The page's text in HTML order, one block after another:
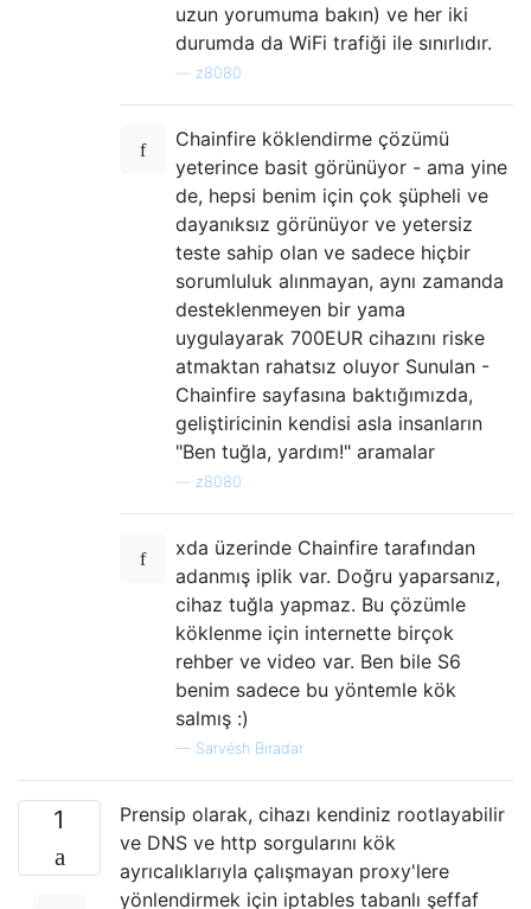
uzun yorumuma bakın) ve her iki
durumda da WiFi trafiği ile sınırlıdır.
z8080
Chainfire köklendirme çözümü
yeterince basit görünüyor - ama yine
de, hepsi benim için çok şüpheli ve
dayanıksız görünüyor ve yetersiz
teste sahip olan ve sadece hiçbir
sorumluluk alınmayan, aynı zamanda
desteklenmeyen bir yama
uygulayarak 700EUR cihazını riske
atmaktan rahatsız oluyor Sunulan -
Chainfire sayfasına baktığımızda,
geliştiricinin kendisi asla insanların
"Ben tuğla, yardım!" aramalar
z8080
xda üzerinde Chainfire tarafından
adanmış iplik var. Doğru yaparsanız,
cihaz tuğla yapmaz. Bu çözümle
köklenme için internette birçok
rehber ve video var. Ben bile S6
benim sadece bu yöntemle kök
salmış :)
— Sarvésh Biradar
1
Prensip olarak, cihazı kendiniz rootlayabilir
ve DNS ve http sorgularını kök
ayrıcalıklarıyla çalışmayan proxy'lere
yönlendirmek için iptables tabanlı şeffaf